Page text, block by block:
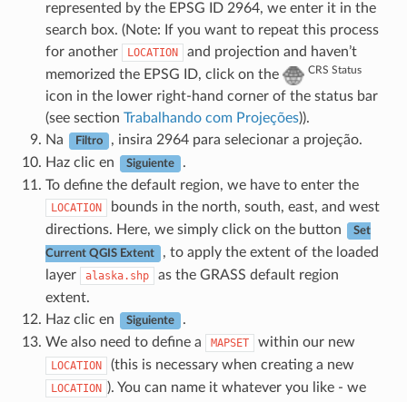
represented by the EPSG ID 2964, we enter it in the
search box. (Note: If you want to repeat this process
for another
LOCATION
and projection and haven’t
memorized the EPSG ID, click on the
CRS Status
icon in the lower right-hand corner of the status bar
(see section Trabalhando com Projeções)).
Na
Filtro
, insira 2964 para selecionar a projeção.
Haz clic en
Siguiente
.
To define the default region, we have to enter the
LOCATION
bounds in the north, south, east, and west
directions. Here, we simply click on the button
Set
Current QGIS Extent
, to apply the extent of the loaded
layer
alaska.shp
as the GRASS default region
extent.
Haz clic en
Siguiente
.
We also need to define a
MAPSET within our new
LOCATION (this is necessary when creating a new
LOCATION ). You can name it whatever you like - we